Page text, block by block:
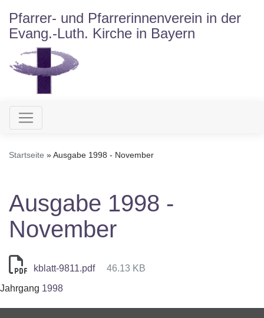
zum
Inhalt
Pfarrer- und Pfarrerinnenverein in der
Evang.-Luth. Kirche in Bayern
Hauptnavigation
Startseite Ausgabe 1998 - November
Ausgabe 1998 -
November
kblatt-9811.pdf
46.13 KB
Jahrgang 1998